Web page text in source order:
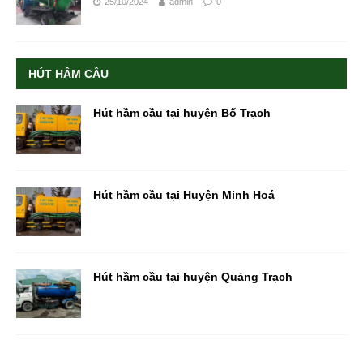
HÚT HẦM CẦU
Hút hầm cầu tại huyện Bố Trạch
Hút hầm cầu tại Huyện Minh Hoá
Hút hầm cầu tại huyện Quảng Trạch